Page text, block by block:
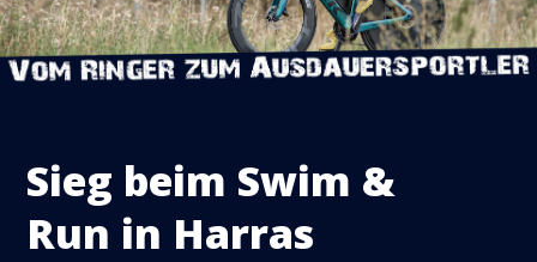
Sieg beim Swim &
Run in Harras